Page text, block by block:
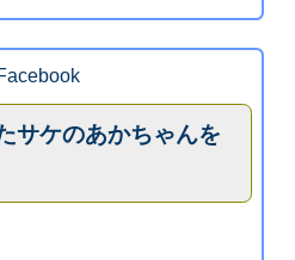
サケのあかちゃんを